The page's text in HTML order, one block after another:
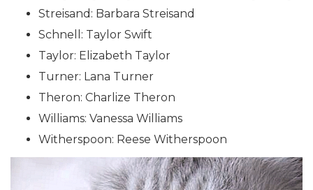
Streisand: Barbara Streisand
Schnell: Taylor Swift
Taylor: Elizabeth Taylor
Turner: Lana Turner
Theron: Charlize Theron
Williams: Vanessa Williams
Witherspoon: Reese Witherspoon